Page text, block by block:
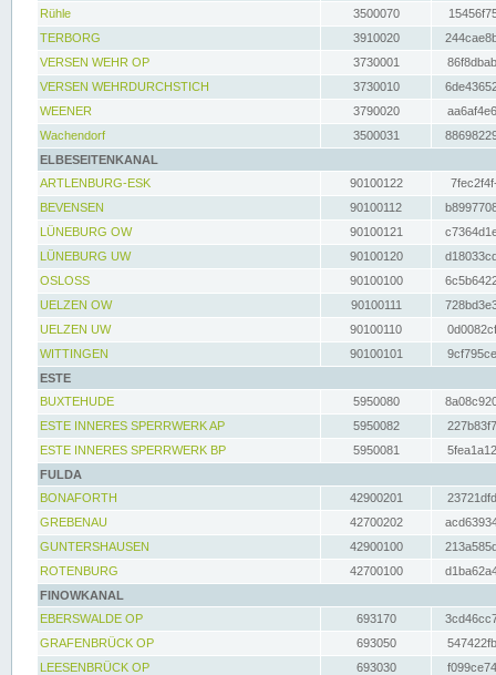
Rühle
3500070
TERBORG
3910020
VERSEN WEHR OP
3730001
VERSEN WEHRDURCHSTICH
3730010
WEENER
3790020
Wachendorf
3500031
ELBESEITENKANAL
ARTLENBURG-ESK
90100122
BEVENSEN
90100112
LÜNEBURG OW
90100121
LÜNEBURG UW
90100120
OSLOSS
90100100
UELZEN OW
90100111
UELZEN UW
90100110
WITTINGEN
90100101
ESTE
BUXTEHUDE
5950080
ESTE INNERES SPERRWERK AP
5950082
ESTE INNERES SPERRWERK BP
5950081
FULDA
BONAFORTH
42900201
GREBENAU
42700202
GUNTERSHAUSEN
42900100
ROTENBURG
42700100
FINOWKANAL
EBERSWALDE OP
693170
GRAFENBRÜCK OP
693050
LEESENBRÜCK OP
693030